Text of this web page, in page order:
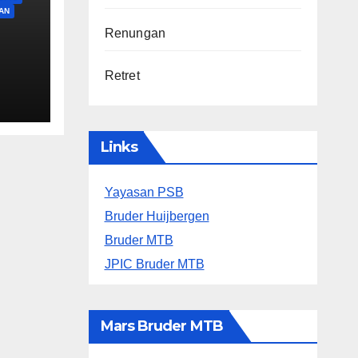
Renungan
Retret
Links
Yayasan PSB
Bruder Huijbergen
Bruder MTB
JPIC Bruder MTB
Mars Bruder MTB